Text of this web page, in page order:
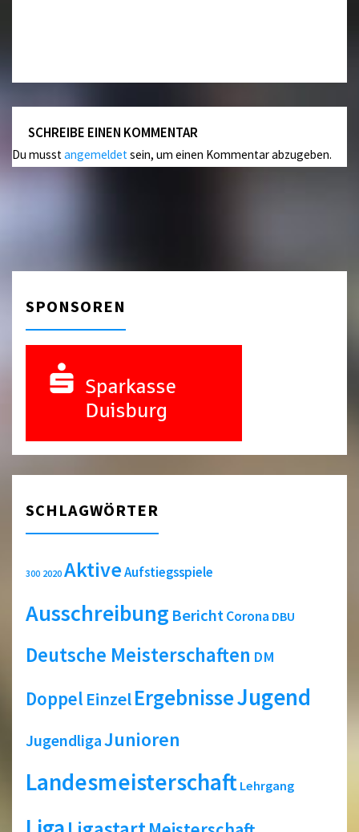
SCHREIBE EINEN KOMMENTAR
Du musstangemeldetsein, um einen Kommentar abzugeben.
SPONSOREN
SCHLAGWÖRTER
300 2020 AktiveAufstiegsspiele
Ausschreibung BerichtCorona DBU
Deutsche Meisterschaften DM
Doppel EinzelErgebnisseJugend
JugendligaJunioren
Landesmeisterschaft Lehrgang